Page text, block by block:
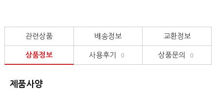
관련상품 배송정보 교환정보
상품정보 사용후기 0 상품문의 0
제품사양